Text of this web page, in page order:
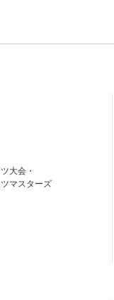
大会・
マスターズ